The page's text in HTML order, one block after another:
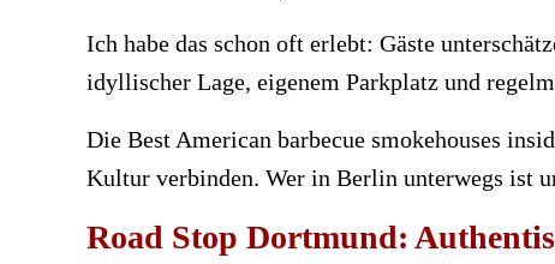
Ich habe das schon oft erlebt: Gäste
idyllischer Lage, eigenem Parkplatz und
Die Best American barbecue smokehouses
Kultur verbinden. Wer in Berlin unterwegs ist
Road Stop Dortmund: